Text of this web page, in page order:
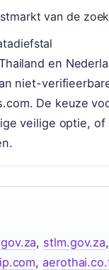
van de
en
niet-
De keuze
veilige optie, of
, stlm.gov.za,
,